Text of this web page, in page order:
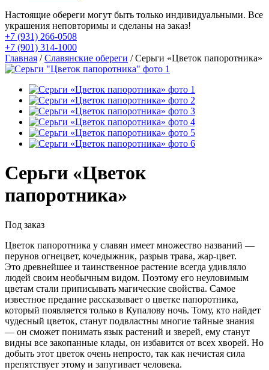
Настоящие обереги могут быть только индивидуальными. Все
украшения неповторимы и сделаны на заказ!
+7 (931) 266-0508
+7 (901) 314-1000
Главная /Славянские обереги / Серьги «Цветок папоротника»
Серьги «Цветок
папоротника»
Под заказ
Цветок папоротника у славян имеет множество названий —
перунов огнецвет, кочедыжник, разрыв трава, жар-цвет.
Это древнейшее и таинственное растение всегда удивляло
людей своим необычным видом. Поэтому его неуловимым
цветам стали приписывать магические свойства. Самое
известное предание рассказывает о цветке папоротника,
который появляется только в Купалову ночь. Тому, кто найдет
чудесный цветок, станут подвластны многие тайные знания
— он сможет понимать язык растений и зверей, ему станут
видны все закопанные клады, он избавится от всех хворей. Но
добыть этот цветок очень непросто, так как нечистая сила
препятствует этому и запугивает человека.